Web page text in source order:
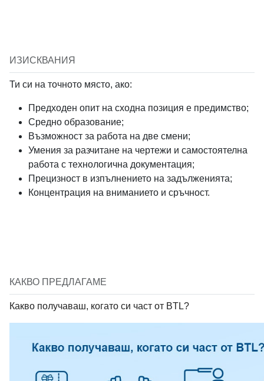
ИЗИСКВАНИЯ
Ти си на точното място, ако:
Предходен опит на сходна позиция е предимство;
Средно образование;
Възможност за работа на две смени;
Умения за разчитане на чертежи и самостоятелна
работа с технологична документация;
Прецизност в изпълнението на задълженията;
Концентрация на вниманието и сръчност.
КАКВО ПРЕДЛАГАМЕ
Какво получаваш, когато си част от BTL?
Ref ID